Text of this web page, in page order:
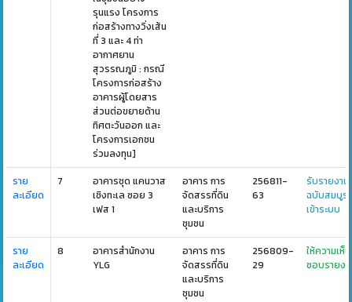
รุนแรง โครงการ
ก่อสร้างทางวิ่งเส้น
ที่ 3 และ 4 ท่า
อากาศยาน
สุวรรณภูมิ : กรณี
โครงการก่อสร้าง
อาคารผู้โดยสาร
ส่วนต่อขยายด้าน
ทิศตะวันออก และ
โครงการเอกชน
ร่วมลงทุน]
ราย
ละเอียด
7
อาคารชุด แคนวาส
เชิงทะเล ซอย 3
เฟส 1
อาคาร การ
จัดสรรที่ดิน
และบริการ
ชุมชน
256811-
63
รับรายงาน
ฉบับสมบู
เข้าระบบ
ราย
ละเอียด
8
อาคารสำนักงาน
YLG
อาคาร การ
จัดสรรที่ดิน
และบริการ
ชุมชน
256809-
29
ให้ความเห็น
ชอบรายงา